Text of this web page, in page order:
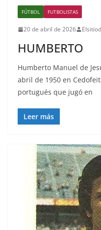
FÚTBOL FUTBOLISTAS
20 de abril de 2026
HUMBERTO
Humberto Manuel de
abril de 1950 en
portugués que jugó en
Leer más